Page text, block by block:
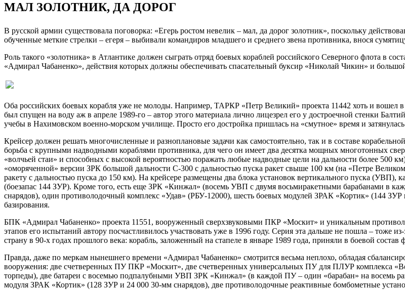
МАЛ ЗОЛОТНИК, ДА ДОРОГ
В русской армии существовала поговорка: «Егерь ростом невелик – мал, да дорог золотник», поскольку
обученные меткие стрелки – егеря – выбивали командиров младшего и среднего звена противника, внося
Роль такого «золотника» в Атлантике должен сыграть отряд боевых кораблей российского Северного флота в
«Адмирал Чабаненко», действия которых должны обеспечивать спасательный буксир «Николай Чикин» и
Оба российских боевых корабля уже не молоды. Например, ТАРКР «Петр Великий» проекта 11442 хоть и вошел в
был спущен на воду аж в апреле 1989-го – автор этого материала лично лицезрел его у достроечной стенки
учебы в Нахимовском военно-морском училище. Просто его достройка пришлась на «смутное» время и
Крейсер должен решать многочисленные и разноплановые задачи как самостоятельно, так и в составе
борьба с крупными надводными кораблями противника, для чего он имеет два десятка мощных многотонных
«волчьей стаи» и способных с высокой вероятностью поражать любые надводные цели на дальности более 500
«оморяченной» версии ЗРК большой дальности С-300 с дальностью пуска ракет свыше 100 км (на «Петре
ракету с дальностью пуска до 150 км). На крейсере размещены два блока установок вертикального пуска
(боезапас 144 ЗУР). Кроме того, есть еще ЗРК «Кинжал» (восемь УВП с двумя восьмиракетными барабанами в
снарядов), один противолодочный комплекс «Удав» (РБУ-12000), шесть боевых модулей ЗРАК «Кортик» (144 ЗУР
базирования.
БПК «Адмирал Чабаненко» проекта 11551, вооруженный сверхзвуковыми ПКР «Москит» и уникальным
этапов его испытаний автору посчастливилось участвовать уже в 1996 году. Серия эта дальше не пошла – тоже
страну в 90-х годах прошлого века: корабль, заложенный на стапеле в январе 1989 года, приняли в боевой состав
Правда, даже по меркам нынешнего времени «Адмирал Чабаненко» смотрится весьма неплохо, обладая
вооружения: две счетверенных ПУ ПКР «Москит», две счетверенных универсальных ПУ для ПЛУР комплекса
торпеды), две батареи с восемью подпалубными УВП ЗРК «Кинжал» (в каждой ПУ – один «барабан» на восемь
модуля ЗРАК «Кортик» (128 ЗУР и 24 000 30-мм снарядов), две противолодочные реактивные бомбометные